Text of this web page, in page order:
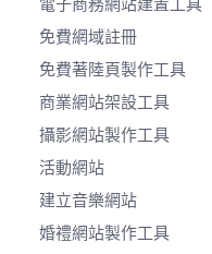
電子商務網站建置工具
免費網域註冊
免費著陸頁製作工具
商業網站架設工具
攝影網站製作工具
活動網站
建立音樂網站
婚禮網站製作工具